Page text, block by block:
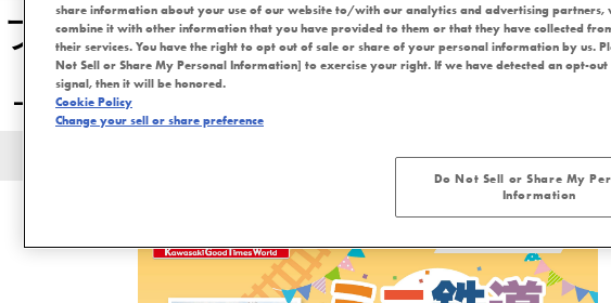
フェスタ in 神戸メリケンパ
開催のお知らせ
share information about your use of our website to/with our analytics and advertising partners,
combine it with other information that you have provided to them or that they have collected
their services. You have the right to opt out of sale or share of your personal information by us.
Not Sell or Share My Personal Information] to exercise your right. If we have detected an opt-out
signal, then it will be honored.
Cookie Policy
Change your sell or share preference
Do Not Sell or Share My
Information